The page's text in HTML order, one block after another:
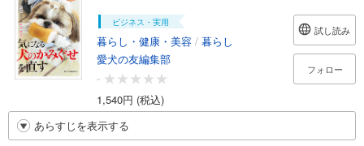
ビジネス・実用
暮らし・健康・美容 / 暮らし
愛犬の友編集部
-
1,540円 (税込)
試し読み
フォロー
あらすじを表示する